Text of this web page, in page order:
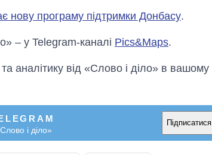
нову програму підтримки Донбасу.
– у Telegram-каналі Pics&Maps.
аналітику від «Слово і діло» в вашому
і діло»
Підписатися